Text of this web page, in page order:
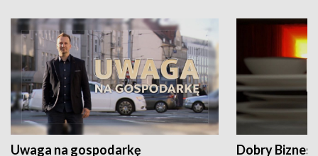
Uwaga na gospodarkę Dobry Biznes